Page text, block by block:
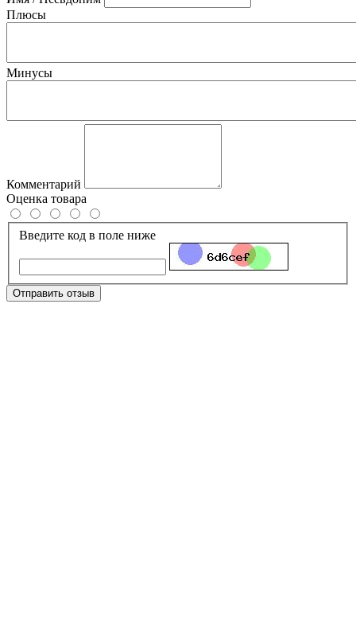
Плюсы
Минусы
Комментарий
Оценка товара
Введите код в поле ниже
Отправить отзыв